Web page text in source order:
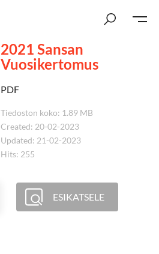
2021 Sansan
Vuosikertomus
PDF
Tiedoston koko: 1.89 MB
Created: 20-02-2023
Updated: 21-02-2023
Hits: 255
ESIKATSELE